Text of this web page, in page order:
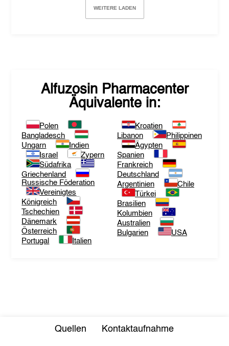
WEITERE LADEN
Alfuzosin Pharmacenter
Äquivalente in:
Polen
Bangladesch
Ungarn
Indien
Israel
Zypern
Südafrika
Griechenland
Russische Föderation
Vereinigtes
Königreich
Tschechien
Dänemark
Österreich
Portugal
Italien
Kroatien
Libanon
Philippinen
Ägypten
Spanien
Frankreich
Deutschland
Argentinien
Chile
Türkei
Brasilien
Kolumbien
Australien
Bulgarien
USA
Quellen Kontaktaufnahme